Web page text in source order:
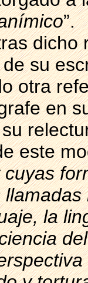
”.
dicho
su
otra
en
este
la